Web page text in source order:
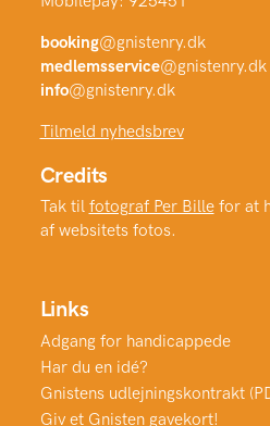
booking@gnistenry.dk
medlemsservice@gnistenry.dk
info@gnistenry.dk
Tilmeld nyhedsbrev
Credits
Tak til fotograf Per Billefor at
af websitets fotos.
Links
Adgang for handicappede
Har du en idé?
Gnistens udlejningskontrakt
Giv et Gnisten gavekort!